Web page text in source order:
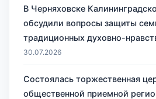
В Черняховске
обсудили вопросы защиты
традиционных духовно-
30.07.2026
Состоялась торжественная
общественной приемной